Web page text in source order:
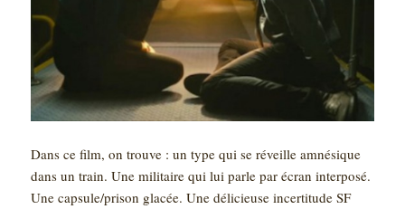
Dans ce film, on trouve : un type qui se réveille amnésique
dans un train. Une militaire qui lui parle par écran interposé.
Une capsule/prison glacée. Une délicieuse incertitude SF